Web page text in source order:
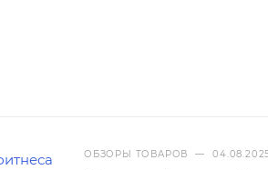
ОБЗОРЫ ТОВАРОВ — 04.08.2025